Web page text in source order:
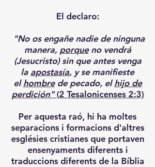
El declaro:
"No os engañe nadie de ninguna
manera, porqueno vendrá
(Jesucristo) sin que antes venga
la apostasía, y se manifieste
elhombrede pecado, elhijo de
perdición"(2 Tesalonicenses 2:3)
Per aquesta raó, hi ha moltes
separacions i formacions d'altres
esglésies cristianes que portaven
ensenyaments diferents i
traduccions diferents de la Bíblia